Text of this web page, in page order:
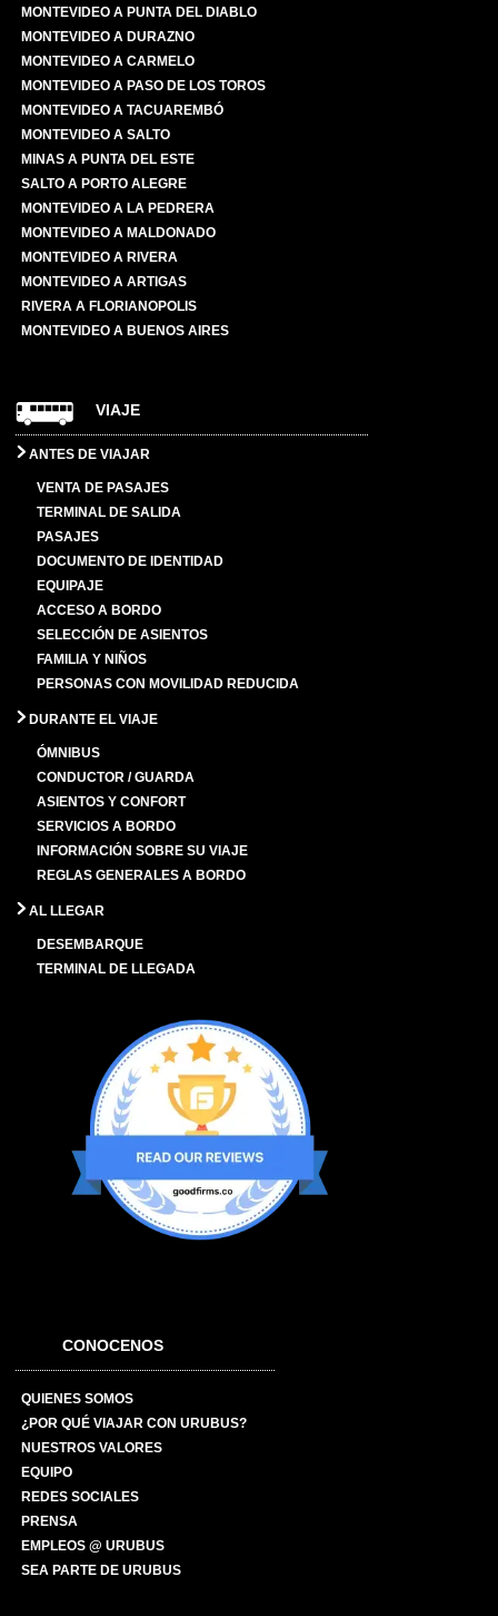
MONTEVIDEO A PUNTA DEL DIABLO
MONTEVIDEO A DURAZNO
MONTEVIDEO A CARMELO
MONTEVIDEO A PASO DE LOS TOROS
MONTEVIDEO A TACUAREMBÓ
MONTEVIDEO A SALTO
MINAS A PUNTA DEL ESTE
SALTO A PORTO ALEGRE
MONTEVIDEO A LA PEDRERA
MONTEVIDEO A MALDONADO
MONTEVIDEO A RIVERA
MONTEVIDEO A ARTIGAS
RIVERA A FLORIANOPOLIS
MONTEVIDEO A BUENOS AIRES
VIAJE
ANTES DE VIAJAR
VENTA DE PASAJES
TERMINAL DE SALIDA
PASAJES
DOCUMENTO DE IDENTIDAD
EQUIPAJE
ACCESO A BORDO
SELECCIÓN DE ASIENTOS
FAMILIA Y NIÑOS
PERSONAS CON MOVILIDAD REDUCIDA
DURANTE EL VIAJE
ÓMNIBUS
CONDUCTOR / GUARDA
ASIENTOS Y CONFORT
SERVICIOS A BORDO
INFORMACIÓN SOBRE SU VIAJE
REGLAS GENERALES A BORDO
AL LLEGAR
DESEMBARQUE
TERMINAL DE LLEGADA
CONOCENOS
QUIENES SOMOS
¿POR QUÉ VIAJAR CON URUBUS?
NUESTROS VALORES
EQUIPO
REDES SOCIALES
PRENSA
EMPLEOS @ URUBUS
SEA PARTE DE URUBUS